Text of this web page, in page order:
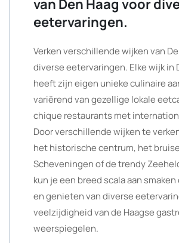
van Den Haag voor
eetervaringen.
Verken verschillende wijken van
diverse eetervaringen. Elke wijk in
heeft zijn eigen unieke culinaire
variërend van gezellige lokale
chique restaurants met
Door verschillende wijken te
het historische centrum, het
Scheveningen of de trendy
kun je een breed scala aan
en genieten van diverse
veelzijdigheid van de Haagse
weerspiegelen.